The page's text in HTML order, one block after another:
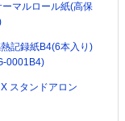
マルロール紙(高保
記録紙B4(6本入り)
0001B4)
スタンドアロン